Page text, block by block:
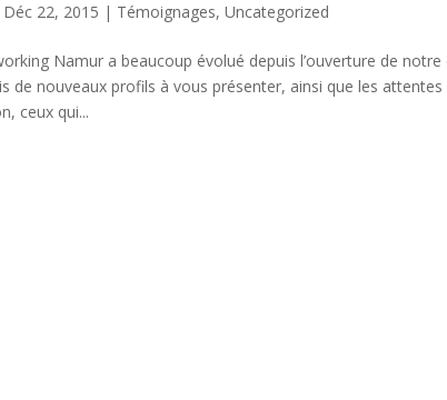
Déc 22, 2015 | Témoignages,Uncategorized
Namur a beaucoup évolué depuis l’ouverture de
de nouveaux profils à vous présenter, ainsi que les
ceux qui...